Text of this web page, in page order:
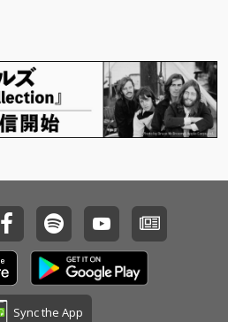
Sync the App